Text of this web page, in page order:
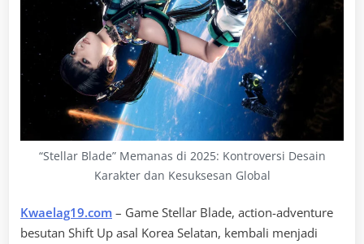
“Stellar Blade” Memanas di 2025: Kontroversi Desain
Karakter dan Kesuksesan Global
Kwaelag19.com – Game Stellar Blade, action-adventure
besutan Shift Up asal Korea Selatan, kembali menjadi